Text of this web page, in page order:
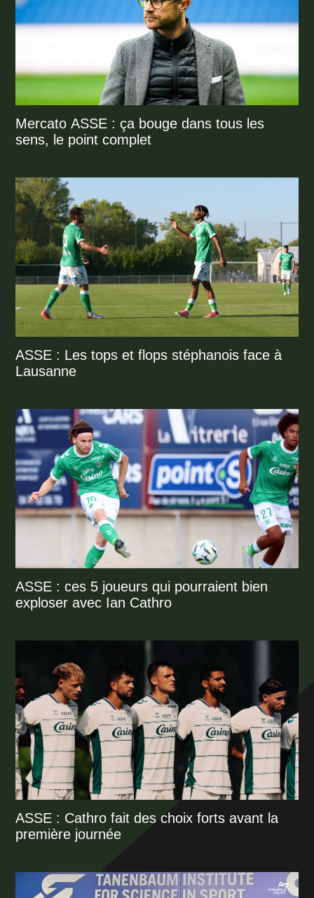
Mercato ASSE : ça bouge dans tous les
sens, le point complet
ASSE : Les tops et flops stéphanois face à
Lausanne
ASSE : ces 5 joueurs qui pourraient bien
exploser avec Ian Cathro
ASSE : Cathro fait des choix forts avant la
première journée